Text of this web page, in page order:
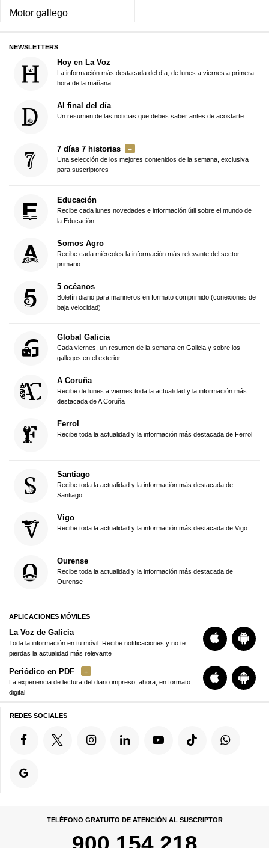
Motor gallego
NEWSLETTERS
Hoy en La Voz
La información más destacada del día, de lunes a viernes a primera
hora de la mañana
Al final del día
Un resumen de las noticias que debes saber antes de acostarte
7 días 7 historias
Una selección de los mejores contenidos de la semana, exclusiva
para suscriptores
Educación
Recibe cada lunes novedades e información útil sobre el mundo de
la Educación
Somos Agro
Recibe cada miércoles la información más relevante del sector
primario
5 océanos
Boletín diario para marineros en formato comprimido (conexiones de
baja velocidad)
Global Galicia
Cada viernes, un resumen de la semana en Galicia y sobre los
gallegos en el exterior
A Coruña
Recibe de lunes a viernes toda la actualidad y la información más
destacada de A Coruña
Ferrol
Recibe toda la actualidad y la información más destacada de Ferrol
Santiago
Recibe toda la actualidad y la información más destacada de
Santiago
Vigo
Recibe toda la actualidad y la información más destacada de Vigo
Ourense
Recibe toda la actualidad y la información más destacada de
Ourense
APLICACIONES MÓVILES
La Voz de Galicia
Toda la información en tu móvil. Recibe notificaciones y no te
pierdas la actualidad más relevante
Periódico en PDF
La experiencia de lectura del diario impreso, ahora, en formato
digital
REDES SOCIALES
TELÉFONO GRATUITO DE ATENCIÓN AL SUSCRIPTOR